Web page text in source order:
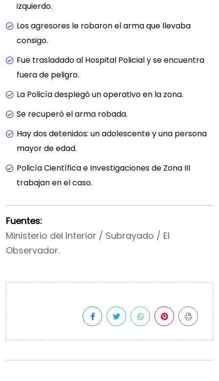
izquierdo.
Los agresores le robaron el arma que llevaba
consigo.
Fue trasladado al Hospital Policial y se encuentra
fuera de peligro.
La Policía desplegó un operativo en la zona.
Se recuperó el arma robada.
Hay dos detenidos: un adolescente y una persona
mayor de edad.
Policía Científica e Investigaciones de Zona III
trabajan en el caso.
Fuentes:
Ministerio del Interior / Subrayado / El
Observador.